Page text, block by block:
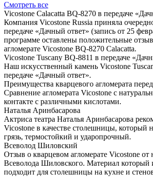
Смотреть все
Vicostone Calacatta BQ-8270 в передаче
Компания Vicostone Russia приняла
передаче «Дачный ответ» (запись от 25
программе оставлены положительные
агломерате Vicostone BQ-8270 Calacatta.
Vicostone Tuscany BQ-8811 в передаче
Наш искусственный камень Vicostone
передаче «Дачный ответ».
Преимущества кварцевого агломерата
Сравнение агломерата Vicostone с
контакте с различными кислотами.
Наталья Аринбасарова
Актриса театра Наталья Аринбасарова
Vicostone в качестве столешницы, который
грязь, термостойкий и ударопрочный.
Всеволод Шиловский
Отзыв о кварцевом агломерате Vicostone от
Всеволода Шиловского. Материал который
подходит для столешницы на кухне и